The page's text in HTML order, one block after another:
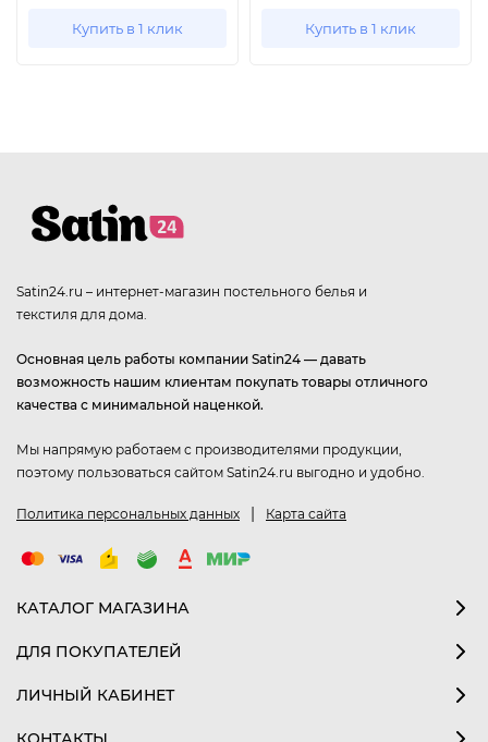
Купить в 1 клик Купить в 1 клик
Satin24.ru – интернет-магазин постельного белья и
текстиля для дома.
Основная цель работы компании Satin24 — давать
возможность нашим клиентам покупать товары отличного
качества с минимальной наценкой.
Мы напрямую работаем с производителями продукции,
поэтому пользоваться сайтом Satin24.ru выгодно и удобно.
Политика персональных данных Карта сайта
КАТАЛОГ МАГАЗИНА
ДЛЯ ПОКУПАТЕЛЕЙ
ЛИЧНЫЙ КАБИНЕТ